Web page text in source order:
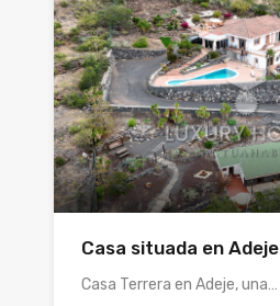
Casa situada en Adeje
Casa Terrera en Adeje, una…